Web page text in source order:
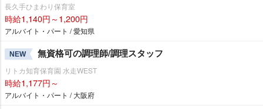
長久手ひまわり保育室
時給1,140円～1,200円
アルバイト・パート / 愛知県
NEW 無資格可の調理師/調理スタッフ
リトカ知育保育園 水走WEST
時給1,177円～
アルバイト・パート / 大阪府